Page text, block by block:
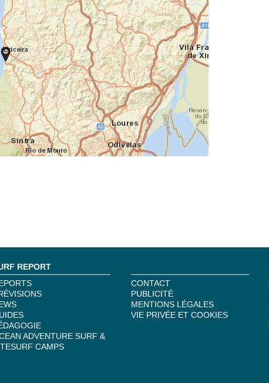
REPORT
ADVENTURE SURF &
CAMPS
CONTACT
PUBLICITÉ
MENTIONS LÉGALES
VIE PRIVÉE ET COOKIES